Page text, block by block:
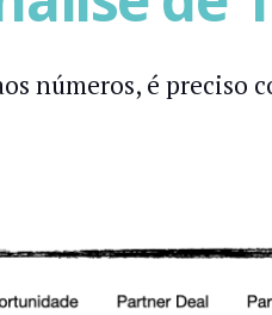
números, é preciso